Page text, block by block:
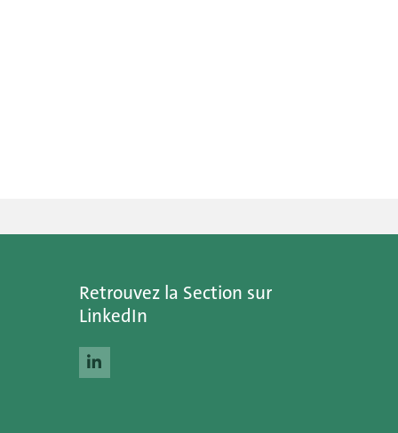
Retrouvez la Section sur
LinkedIn